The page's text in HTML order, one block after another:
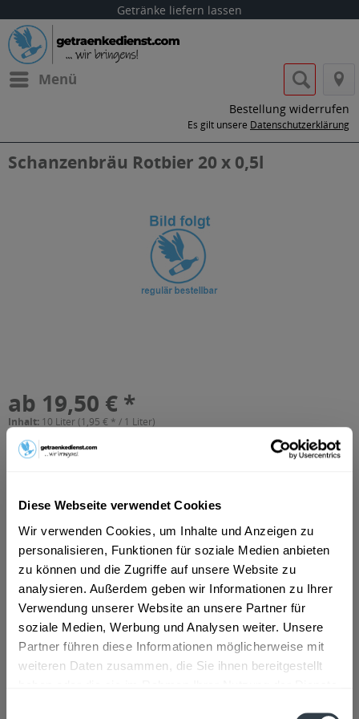
Diese Webseite verwendet Cookies
Wir verwenden Cookies, um Inhalte und Anzeigen zu
personalisieren, Funktionen für soziale Medien anbieten
zu können und die Zugriffe auf unsere Website zu
analysieren. Außerdem geben wir Informationen zu Ihrer
Verwendung unserer Website an unsere Partner für
soziale Medien, Werbung und Analysen weiter. Unsere
Partner führen diese Informationen möglicherweise mit
weiteren Daten zusammen, die Sie ihnen bereitgestellt
Getränke liefern lassen
Menü
Bestellung widerrufen
Es gilt unsere Datenschutzerklärung
Schanzenbräu Rotbier 20 x 0,5l
ab 19,50 € *
Inhalt: 10 Liter (1,95 € * / 1 Liter)
inkl. MwSt.
Vorrätig
+3,10 € Pfand
In den Warenkorb
Artikel-Nr.:
32673
Verfügbar in:
Nürnberg,Fürth,Zirndorf,Oberasbach,Stein bei Nürnberg
Beschreibung
mehr